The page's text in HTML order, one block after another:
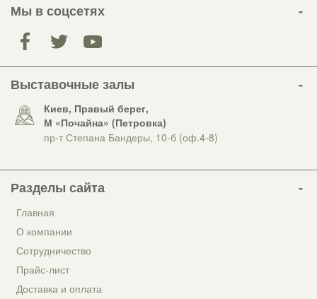
Мы в соцсетях
Выставочные залы
Киев, Правый берег,
М «Почайна» (Петровка)
пр-т Степана Бандеры, 10-б (оф.4-8)
Разделы сайта
Главная
О компании
Сотрудничество
Прайс-лист
Доставка и оплата